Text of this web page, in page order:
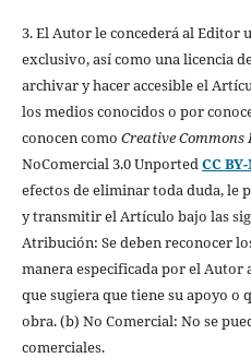
3. El Autor le concederá al Editor
exclusivo, así como una licencia
archivar y hacer accesible el
los medios conocidos o por
conocen como Creative Commons
NoComercial 3.0 UnportedCC
efectos de eliminar toda duda,
y transmitir el Artículo bajo las
Atribución: Se deben reconocer
manera especificada por el Autor
que sugiera que tiene su apoyo o
obra. (b) No Comercial: No se
comerciales.